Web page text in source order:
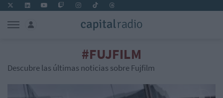
#FUJFILM
Descubre las últimas noticias sobre Fujfilm